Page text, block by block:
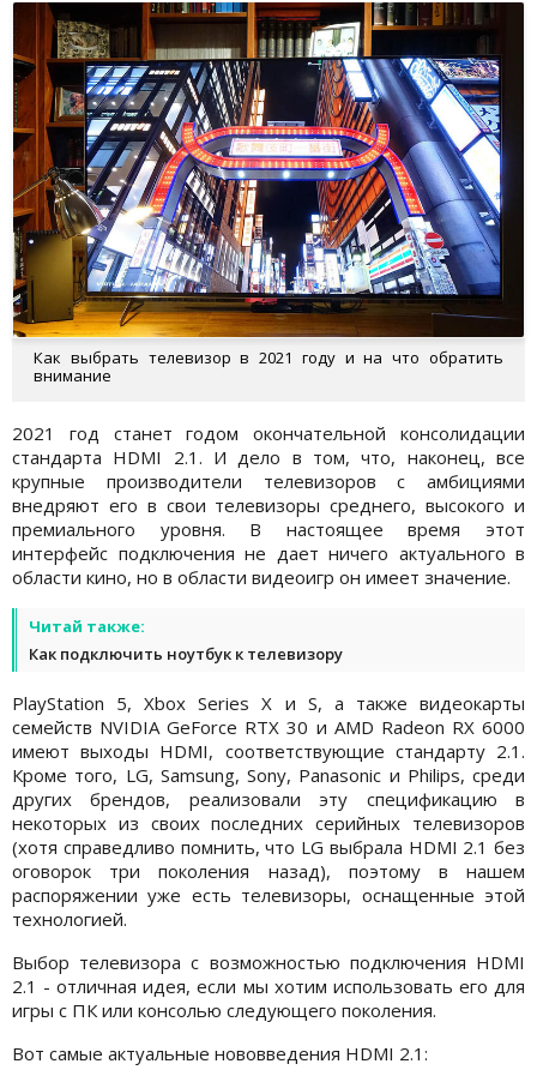
Как выбрать телевизор в 2021 году и на что обратить
внимание
2021 год станет годом окончательной консолидации
стандарта HDMI 2.1. И дело в том, что, наконец, все
крупные производители телевизоров с амбициями
внедряют его в свои телевизоры среднего, высокого и
премиального уровня. В настоящее время этот
интерфейс подключения не дает ничего актуального в
области кино, но в области видеоигр он имеет значение.
Читай также:
Как подключить ноутбук к телевизору
PlayStation 5, Xbox Series X и S, а также видеокарты
семейств NVIDIA GeForce RTX 30 и AMD Radeon RX 6000
имеют выходы HDMI, соответствующие стандарту 2.1.
Кроме того, LG, Samsung, Sony, Panasonic и Philips, среди
других брендов, реализовали эту спецификацию в
некоторых из своих последних серийных телевизоров
(хотя справедливо помнить, что LG выбрала HDMI 2.1 без
оговорок три поколения назад), поэтому в нашем
распоряжении уже есть телевизоры, оснащенные этой
технологией.
Выбор телевизора с возможностью подключения HDMI
2.1 - отличная идея, если мы хотим использовать его для
игры с ПК или консолью следующего поколения.
Вот самые актуальные нововведения HDMI 2.1: